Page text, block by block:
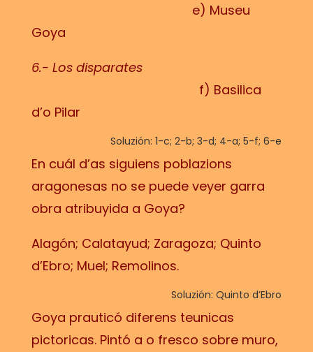
e) Museu
Goya
6.- Los disparates
f) Basilica
d’o Pilar
Soluzión: 1-c; 2-b; 3-d; 4-a; 5-f; 6-e
En cuál d’as siguiens poblazions
aragonesas no se puede veyer garra
obra atribuyida a Goya?
Alagón; Calatayud; Zaragoza; Quinto
d’Ebro; Muel; Remolinos.
Soluzión: Quinto d’Ebro
Goya prauticó diferens teunicas
pictoricas. Pintó a o fresco sobre muro,